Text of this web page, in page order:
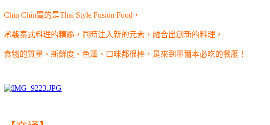
Chin Chin賣的是Thai Style Fusion Food，
承襲泰式料理的精髓，同時注入新的元素，融合出創新的料理，
食物的質量、新鮮度、色澤、口味都很棒， 是來到墨爾本必吃的餐廳！